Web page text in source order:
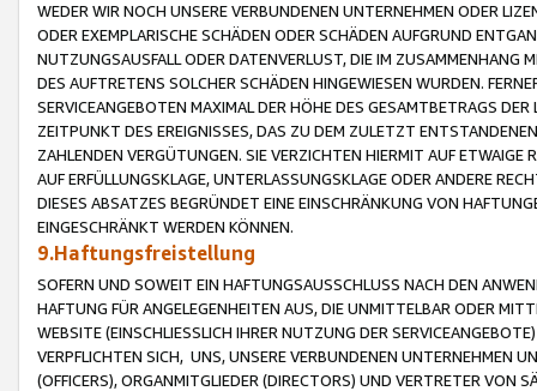
WEDER WIR NOCH UNSERE VERBUNDENEN UNTERNEHMEN ODER
ODER EXEMPLARISCHE SCHÄDEN ODER SCHÄDEN AUFGRUND
NUTZUNGSAUSFALL ODER DATENVERLUST, DIE IM ZUSAMMENHANG
DES AUFTRETENS SOLCHER SCHÄDEN HINGEWIESEN WURDEN.
SERVICEANGEBOTEN MAXIMAL DER HÖHE DES GESAMTBETRAGS
ZEITPUNKT DES EREIGNISSES, DAS ZU DEM ZULETZT
ZAHLENDEN VERGÜTUNGEN. SIE VERZICHTEN HIERMIT AUF
AUF ERFÜLLUNGSKLAGE, UNTERLASSUNGSKLAGE ODER ANDERE
DIESES ABSATZES BEGRÜNDET EINE EINSCHRÄNKUNG VON
EINGESCHRÄNKT WERDEN KÖNNEN.
9.Haftungsfreistellung
SOFERN UND SOWEIT EIN HAFTUNGSAUSSCHLUSS NACH DEN
HAFTUNG FÜR ANGELEGENHEITEN AUS, DIE UNMITTELBAR ODER
WEBSITE (EINSCHLIESSLICH IHRER NUTZUNG DER
VERPFLICHTEN SICH, UNS, UNSERE VERBUNDENEN UNTERNEHMEN
(OFFICERS), ORGANMITGLIEDER (DIRECTORS) UND VERTRETER VON